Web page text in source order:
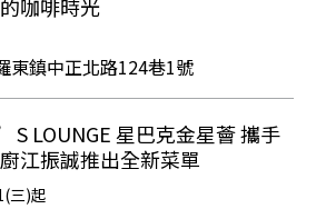
咖啡時光
東鎮中正北路124巷1號
LOUNGE 星巴克金星薈 攜手
江振誠推出全新菜單
三)起